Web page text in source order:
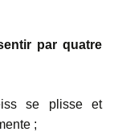
par quatre
se plisse et
;